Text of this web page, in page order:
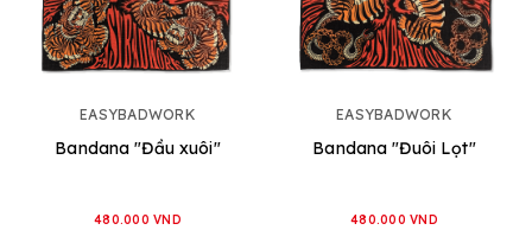
EASYBADWORK
Bandana "Đầu xuôi"
480.000 VND
EASYBADWORK
Bandana "Đuôi Lọt"
480.000 VND